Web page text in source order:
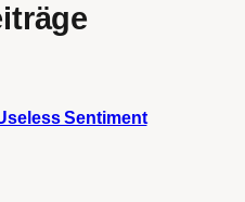
Sentiment